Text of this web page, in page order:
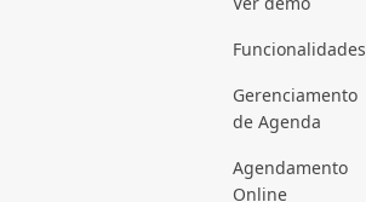
Funcionalidades
Gerenciamento
de Agenda
Agendamento
Online